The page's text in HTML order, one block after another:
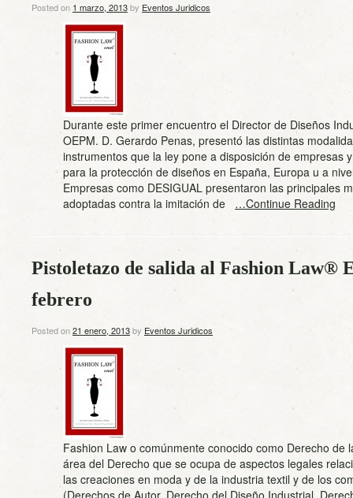
Posted on 1 marzo, 2013by Eventos Juridicos
Durante este primer encuentro el Director de Diseños
OEPM. D. Gerardo Penas, presentó las distintas
instrumentos que la ley pone a disposición de empresas
para la protección de diseños en España, Europa u a
Empresas como DESIGUAL presentaron las principales
adoptadas contra la imitación de …Continue Reading
Pistoletazo de salida al Fashion Law®
febrero
Posted on21 enero, 2013by Eventos Juridicos
Fashion Law o comúnmente conocido como Derecho de
área del Derecho que se ocupa de aspectos legales
las creaciones en moda y de la industria textil y de los